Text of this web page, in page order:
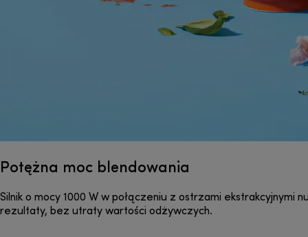
Potężna moc blendowania
Silnik o mocy 1000 W w połączeniu z ostrzami ekstrakcyjnymi
rezultaty, bez utraty wartości odżywczych.